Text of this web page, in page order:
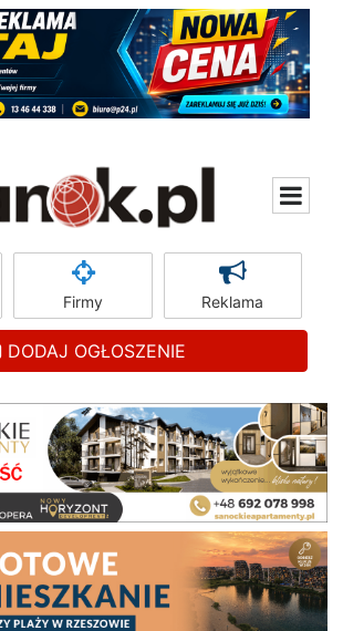
Firmy Reklama
DODAJ OGŁOSZENIE